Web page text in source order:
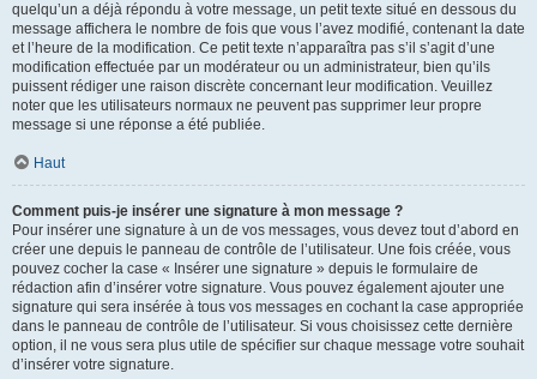
quelqu’un a déjà répondu à votre message, un petit texte situé en dessous du
message affichera le nombre de fois que vous l’avez modifié, contenant la date
et l’heure de la modification. Ce petit texte n’apparaîtra pas s’il s’agit d’une
modification effectuée par un modérateur ou un administrateur, bien qu’ils
puissent rédiger une raison discrète concernant leur modification. Veuillez
noter que les utilisateurs normaux ne peuvent pas supprimer leur propre
message si une réponse a été publiée.
Haut
Comment puis-je insérer une signature à mon message ?
Pour insérer une signature à un de vos messages, vous devez tout d’abord en
créer une depuis le panneau de contrôle de l’utilisateur. Une fois créée, vous
pouvez cocher la case « Insérer une signature » depuis le formulaire de
rédaction afin d’insérer votre signature. Vous pouvez également ajouter une
signature qui sera insérée à tous vos messages en cochant la case appropriée
dans le panneau de contrôle de l’utilisateur. Si vous choisissez cette dernière
option, il ne vous sera plus utile de spécifier sur chaque message votre souhait
d’insérer votre signature.